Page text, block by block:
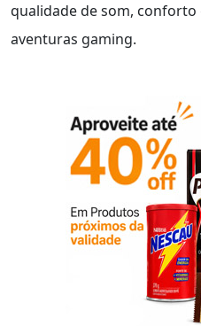
qualidade de som,
aventuras gaming.